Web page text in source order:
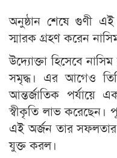
অনুষ্ঠান শেষে গুণী
স্মারক গ্রহণ করেন
উদ্যোক্তা হিসেবে
সমৃদ্ধ। এর আগেও
আন্তর্জাতিক পর্যায়ে
স্বীকৃতি লাভ করেছেন।
এই অর্জন তার
যুক্ত করল।